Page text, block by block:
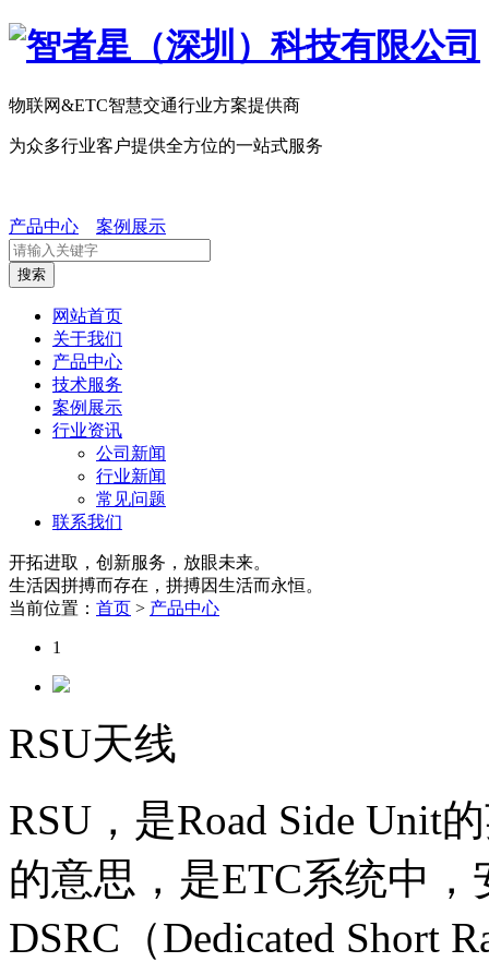
物联网&ETC智慧交通行业方案提供商
为众多行业客户提供全方位的一站式服务
产品中心 案例展示
搜索
网站首页
关于我们
产品中心
技术服务
案例展示
行业资讯
公司新闻
行业新闻
常见问题
联系我们
开拓进取，创新服务，放眼未来。
生活因拼搏而存在，拼搏因生活而永恒。
当前位置： 首页 > 产品中心
1
RSU天线
RSU，是Road Side Unit
的意思，是ETC系统中
DSRC（Dedicated Short